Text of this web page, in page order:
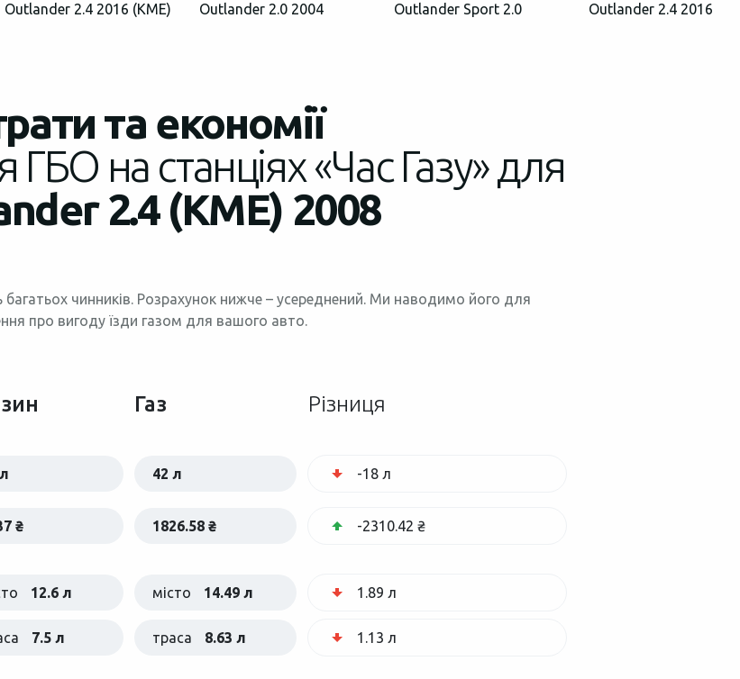
Outlander 2.4 2016 (КМЕ)
Outlander 2.0 2004
Outlander Sport 2.0
Outlander 2.4 2016
та економії
ГБО на станціях «Час Газу» для
2.4 (КМЕ) 2008
чинників. Розрахунок нижче – усереднений. Ми наводимо його для
про вигоду їзди газом для вашого авто.
Газ Різниця
42 л -18 л
₴ 1826.58 ₴ -2310.42 ₴
12.6 л місто 14.49 л 1.89 л
7.5 л траса 8.63 л 1.13 л